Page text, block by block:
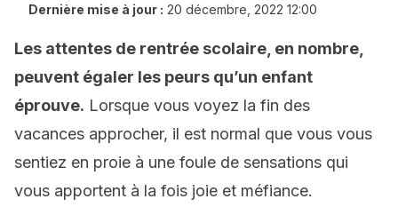
Dernière mise à jour : 20 décembre, 2022 12:00
Les attentes de rentrée scolaire, en nombre,
peuvent égaler les peurs qu’un enfant
éprouve. Lorsque vous voyez la fin des
vacances approcher, il est normal que vous vous
sentiez en proie à une foule de sensations qui
vous apportent à la fois joie et méfiance.